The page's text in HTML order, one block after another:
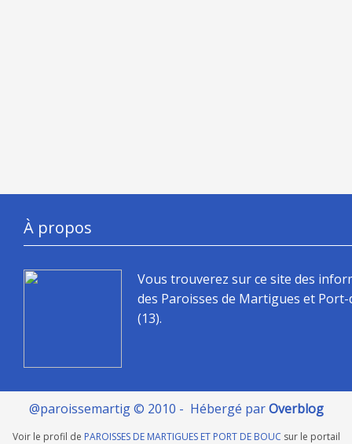
À propos
Vous trouverez sur ce site des
des Paroisses de Martigues et
(13).
@paroissemartig © 2010 - Hébergé parOverblog
Voir le profil de PAROISSES DE MARTIGUES ET PORT DE BOUC sur le portail